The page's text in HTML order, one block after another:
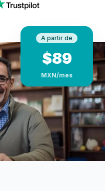
A partir de
$89
MXN/mes